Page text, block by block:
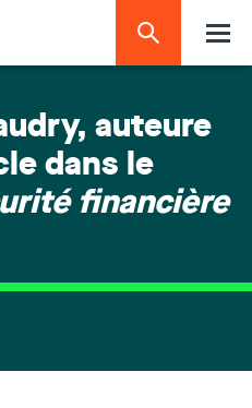
auteure
dans le
financière